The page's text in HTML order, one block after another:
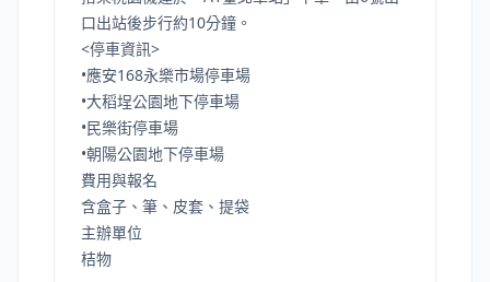
口出站後步行約10分鐘。
<停車資訊>
•應安168永樂市場停車場
•大稻埕公園地下停車場
•民樂街停車場
•朝陽公園地下停車場
費用與報名
含盒子、筆、皮套、提袋
主辦單位
桔物